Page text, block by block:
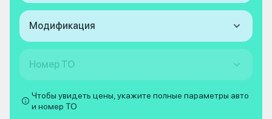
Модификация
Номер ТО
Чтобы увидеть цены, укажите полные параметры авто
и номер ТО